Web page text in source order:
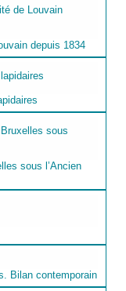
depuis 1834
sous l’Ancien
Bilan contemporain